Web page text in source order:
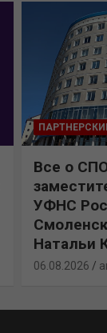
Все о
УФНС
Натальи
06.08.2026